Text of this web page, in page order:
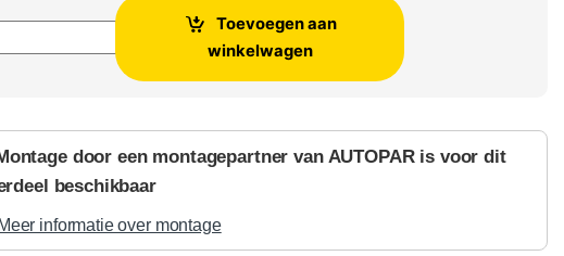
Polo 6R / Ibiza 6J aantalToevoegen aan
winkelwagen
door een montagepartner van AUTOPAR is voor dit
beschikbaar
Meer informatie over montage